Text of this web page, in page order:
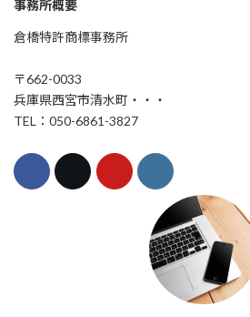
事務所概要
倉橋特許商標事務所
〒662-0033
兵庫県西宮市清水町・・・
TEL：050-6861-3827